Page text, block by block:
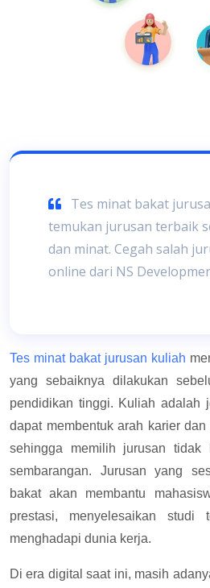
Tes minat bakat
temukan jurusan terbaik
dan minat. Cegah salah
online dari NS
Tes minat bakat jurusan kuliah
yang sebaiknya dilakukan
pendidikan tinggi. Kuliah adalah
dapat membentuk arah karier
sehingga memilih jurusan tidak
sembarangan. Jurusan yang
bakat akan membantu
prestasi, menyelesaikan
menghadapi dunia kerja.
Di era digital saat ini, masih